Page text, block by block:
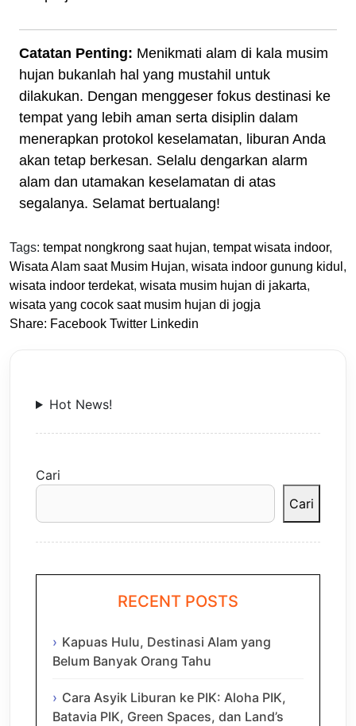
Catatan Penting: Menikmati alam di kala musim
hujan bukanlah hal yang mustahil untuk
dilakukan. Dengan menggeser fokus destinasi ke
tempat yang lebih aman serta disiplin dalam
menerapkan protokol keselamatan, liburan Anda
akan tetap berkesan. Selalu dengarkan alarm
alam dan utamakan keselamatan di atas
segalanya. Selamat bertualang!
Tags: tempat nongkrong saat hujan, tempat wisata indoor,
Wisata Alam saat Musim Hujan, wisata indoor gunung kidul ,
wisata indoor terdekat, wisata musim hujan di jakarta,
wisata yang cocok saat musim hujan di jogja
Share: Facebook Twitter Linkedin
Hot News!
Cari
Cari
RECENT POSTS
Kapuas Hulu, Destinasi Alam yang
Belum Banyak Orang Tahu
Cara Asyik Liburan ke PIK: Aloha PIK,
Batavia PIK, Green Spaces, dan Land’s